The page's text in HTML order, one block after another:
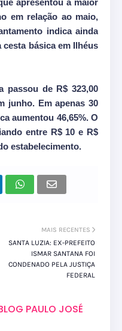
apresentou a maior
em relação ao maio,
indica ainda
básica em Ilhéus
passou de R$ 323,00
junho. Em apenas 30
aumentou 46,65%. O
entre R$ 10 e R$
estabelecimento.
MAIS RECENTES
SANTA LUZIA: EX-PREFEITO
ISMAR SANTANA FOI
CONDENADO PELA JUSTIÇA
FEDERAL
PAULO JOSÉ